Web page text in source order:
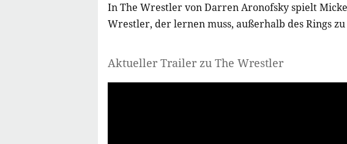
In The Wrestler von Darren Aronofsky spielt
Wrestler, der lernen muss, außerhalb des Rings
Aktueller Trailer zu The Wrestler